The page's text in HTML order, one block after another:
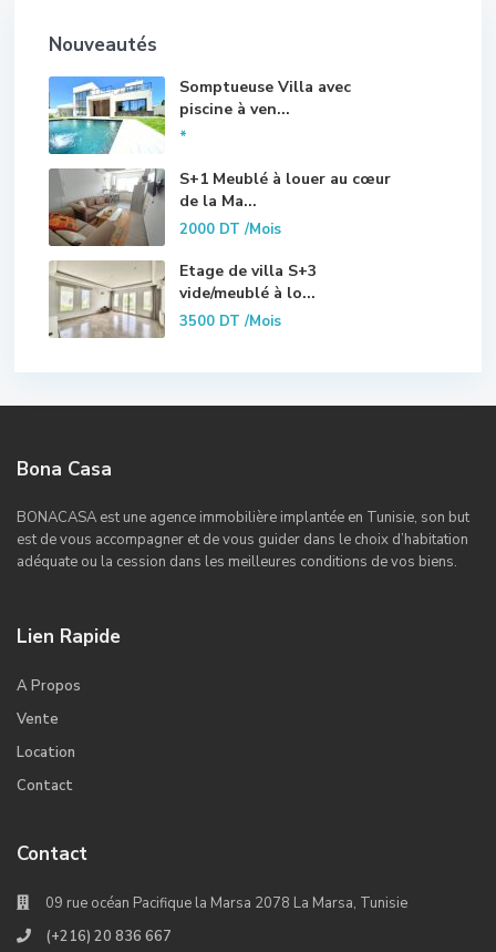
Nouveautés
Somptueuse Villa avec
piscine à ven...
*
S+1 Meublé à louer au cœur
de la Ma...
2000 DT/Mois
Etage de villa S+3
vide/meublé à lo...
3500 DT/Mois
Bona Casa
BONACASA est une agence immobilière implantée en Tunisie, son but
est de vous accompagner et de vous guider dans le choix d’habitation
adéquate ou la cession dans les meilleures conditions de vos biens.
Lien Rapide
A Propos
Vente
Location
Contact
Contact
09 rue océan Pacifique la Marsa 2078 La Marsa, Tunisie
(+216) 20 836 667